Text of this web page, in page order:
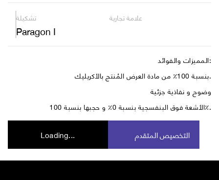
تشكيلة
Paragon I
علامة تجارية
المميزات والفوائد:
بنسبة 100٪ من مادة العرض المُنتج بالأكريليك.
وضوح و نفاذية جزئية
الأشعة فوق البنفسجية بنسبة 0٪ و حجبها بنسبة 100٪.
Loading... التخصيص المتقدم